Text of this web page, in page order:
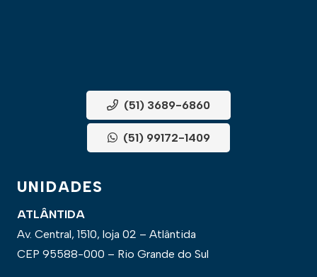
(51) 3689-6860
(51) 99172-1409
UNIDADES
ATLÂNTIDA
Av. Central, 1510, loja 02 – Atlântida
CEP 95588-000 – Rio Grande do Sul